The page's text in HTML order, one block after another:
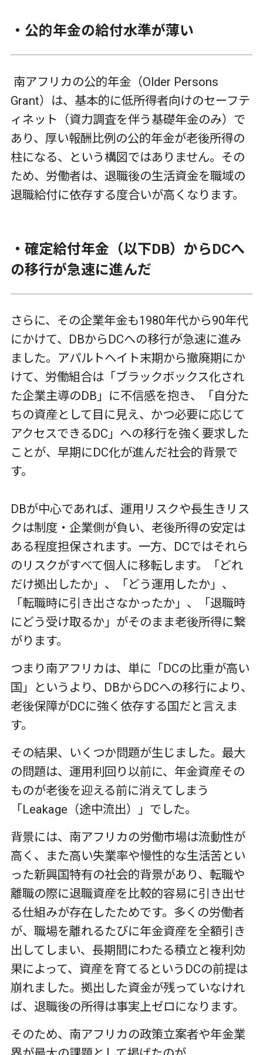
・公的年金の給付水準が薄い
南アフリカの公的年金（Older Persons
Grant）は、基本的に低所得者向けのセーフテ
ィネット（資力調査を伴う基礎年金のみ）で
あり、厚い報酬比例の公的年金が老後所得の
柱になる、という構図ではありません。その
ため、労働者は、退職後の生活資金を職域の
退職給付に依存する度合いが高くなります。
・確定給付年金（以下DB）からDCへ
の移行が急速に進んだ
さらに、その企業年金も1980年代から90年代
にかけて、
DBから DCへの移行が急速に進み
ました。アパルトヘイト末期から撤廃期にか
けて、労働組合は「ブラックボックス化され
た企業主導のDB 」に不信感を抱き、「自分た
ちの資産として目に見え、かつ必要に応じて
アクセスできる DC 」への移行を強く要求した
ことが、早期に DC化が進んだ社会的背景で
す。
DBが中心であれば、運用リスクや長生きリス
クは制度・企業側が負い、老後所得の安定は
ある程度担保されます。一方、
DCではそれら
のリスクがすべて個人に移転します。「どれ
だけ拠出したか」、「どう運用したか」、
「転職時に引き出さなかったか」、「退職時
にどう受け取るか」がそのまま老後所得に繋
がります。
つまり南アフリカは、単に「 DCの比重が高い
国」というより、
DBから DCへの移行により、
老後保障がDCに強く依存する国だと言えま
す。
その結果、いくつか問題が生じました。最大
の問題は、運用利回り以前に、年金資産その
ものが老後を迎える前に消えてしまう
「 Leakage （途中流出）」でした。
背景には、南アフリカの労働市場は流動性が
高く、また高い失業率や慢性的な生活苦とい
った新興国特有の社会的背景があり、転職や
離職の際に退職資産を比較的容易に引き出せ
る仕組みが存在したためです。多くの労働者
が、職場を離れるたびに年金資産を全額引き
出してしまい、長期間にわたる積立と複利効
果によって、資産を育てるという DCの前提は
崩れました。拠出した資金が残っていなけれ
ば、退職後の所得は事実上ゼロになります。
そのため、南アフリカの政策立案者や年金業